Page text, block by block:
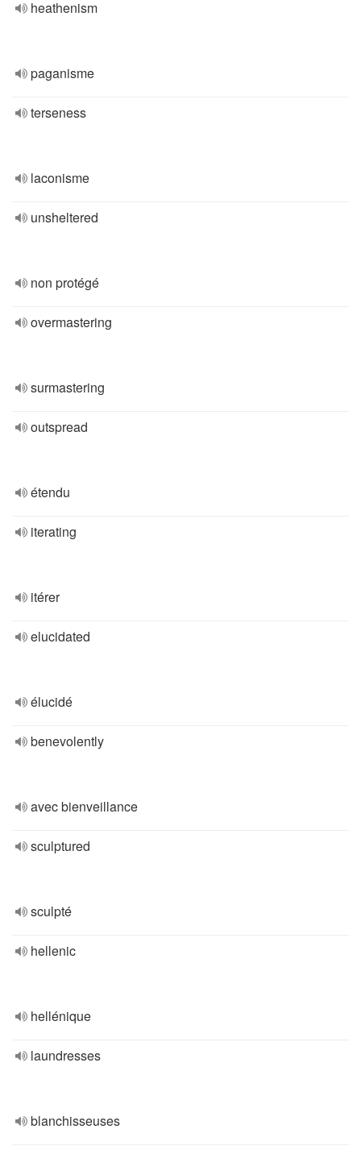
heathenism
paganisme
terseness
laconisme
unsheltered
non protégé
overmastering
surmastering
outspread
étendu
iterating
itérer
elucidated
élucidé
benevolently
avec bienveillance
sculptured
sculpté
hellenic
hellénique
laundresses
blanchisseuses